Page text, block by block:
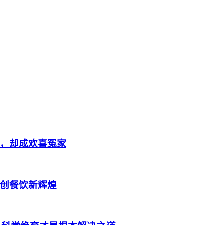
却成欢喜冤家
餐饮新辉煌